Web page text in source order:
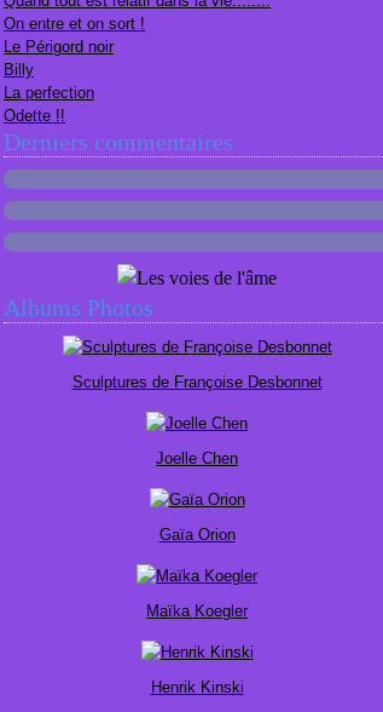
On entre et on sort !
Le Périgord noir
Billy
La perfection
Odette !!
Derniers commentaires
Albums Photos
Sculptures de Françoise Desbonnet
Joelle Chen
Gaïa Orion
Maïka Koegler
Henrik Kinski